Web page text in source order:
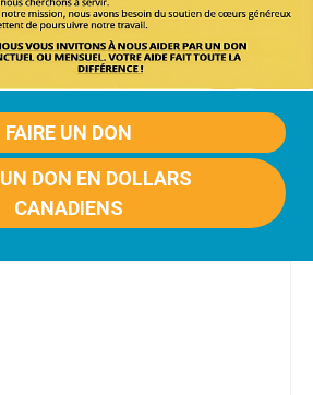
FAIRE UN DON
DON EN DOLLARS
CANADIENS